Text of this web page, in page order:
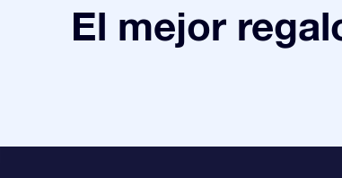
El mejor